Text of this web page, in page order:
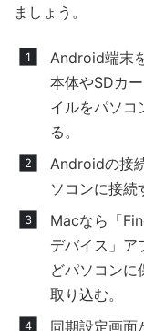
ましょう。
Android端末
本体やSDカ
イルをパソコ
る。
Androidの接
ソコンに接続
Macなら「
デバイス」ア
どパソコンに
取り込む。
同期設定画面